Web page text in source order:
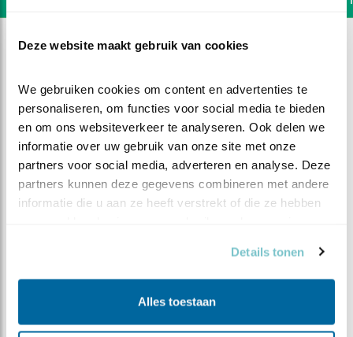
Deze website maakt gebruik van cookies
We gebruiken cookies om content en advertenties te
personaliseren, om functies voor social media te bieden
en om ons websiteverkeer te analyseren. Ook delen we
informatie over uw gebruik van onze site met onze
partners voor social media, adverteren en analyse. Deze
partners kunnen deze gegevens combineren met andere
informatie die u aan ze heeft verstrekt of die ze hebben
Details tonen
Alles toestaan
Vijverblik